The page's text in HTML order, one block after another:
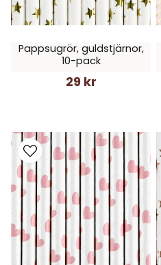
Pappsugrör, guldstjärnor,
10-pack
29 kr